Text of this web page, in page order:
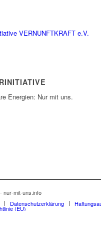
VERNUNFTKRAFT e.V.
Energien: Nur mit uns.
nur-mit-uns.info
Datenschutzerklärung
(EU)